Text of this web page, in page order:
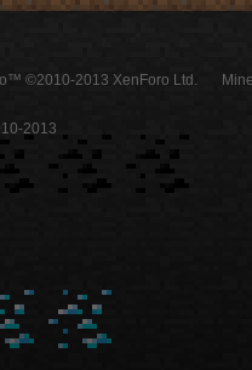
©2010-2013 XenForo Ltd.
2013